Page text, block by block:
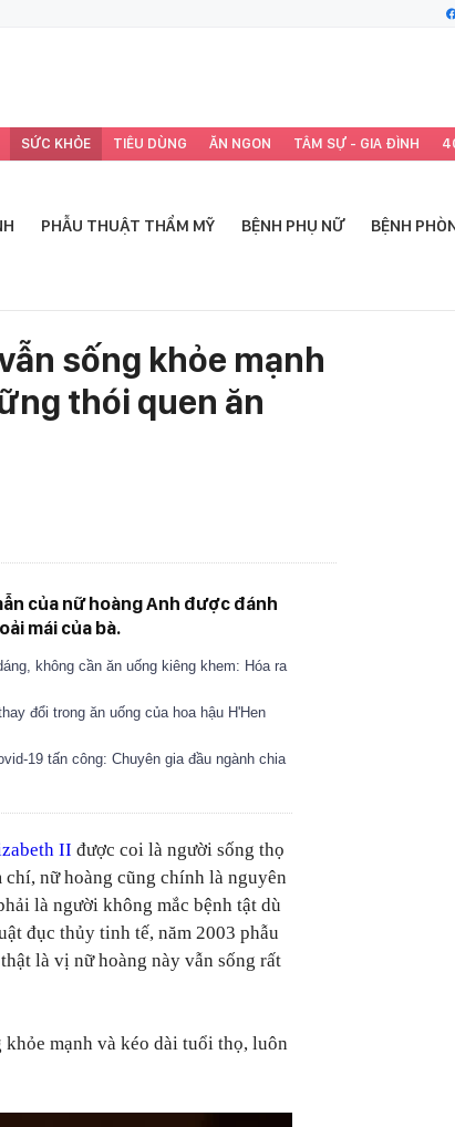
SỨC KHỎE TIÊU DÙNG ĂN NGON TÂM SỰ - GIA ĐÌNH
PHẪU THUẬT THẨM MỸ BỆNH PHỤ NỮ BỆNH
sống khỏe mạnh
thói quen ăn
của nữ hoàng Anh được đánh
mái của bà.
không cần ăn uống kiêng khem: Hóa ra
đổi trong ăn uống của hoa hậu H'Hen
19 tấn công: Chuyên gia đầu ngành chia
II được coi là người sống thọ
nữ hoàng cũng chính là nguyên
là người không mắc bệnh tật dù
đục thủy tinh tế, năm 2003 phẫu
là vị nữ hoàng này vẫn sống rất
mạnh và kéo dài tuổi thọ, luôn